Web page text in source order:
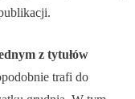
z tytułów
trafi do